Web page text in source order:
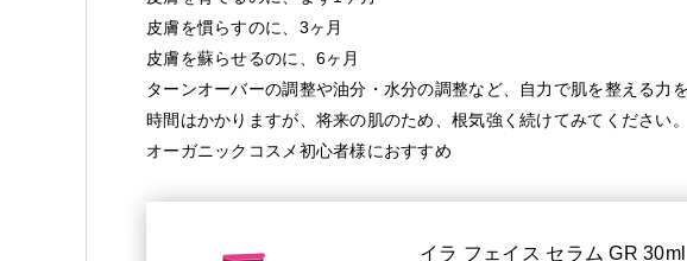
皮膚を慣らすのに、3ヶ月
皮膚を蘇らせるのに、6ヶ月
ターンオーバーの調整や油分・水分の調整など、自力で肌を整える力を
時間はかかりますが、将来の肌のため、根気強く続けてみてください。
オーガニックコスメ初心者様におすすめ
イラ フェイス セラム GR 30ml